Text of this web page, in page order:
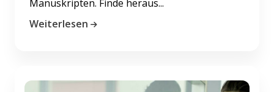
Manuskripten. Finde heraus...
Weiterlesen